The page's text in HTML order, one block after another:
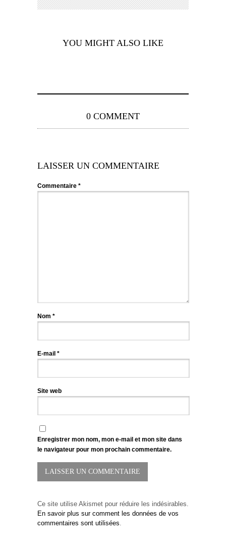
YOU MIGHT ALSO LIKE
0 COMMENT
LAISSER UN COMMENTAIRE
Commentaire *
Nom *
E-mail *
Site web
Enregistrer mon nom, mon e-mail et mon site dans
le navigateur pour mon prochain commentaire.
Ce site utilise Akismet pour réduire les indésirables.
En savoir plus sur comment les données de vos
commentaires sont utilisées